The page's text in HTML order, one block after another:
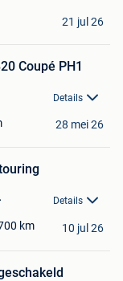
21 jul 26
Coupé PH1
Details
28 mei 26
Details
km 10 jul 26